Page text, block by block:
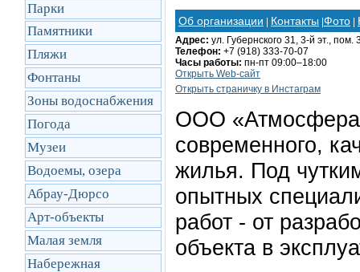
Парки
Памятники
Пляжи
Фонтаны
Зоны водоснабжения
Погода
Музеи
Водоемы, озера
Абрау-Дюрсо
Арт-объекты
Малая земля
Набережная
Об организации Контакты Фото
Адрес: ул. Губернского 31, 3-й эт., пом.
Телефон: +7 (918) 333-70-07
Часы работы: пн-пт 09:00–18:00
Открыть Web-сайт
Открыть cтраничку в Инстаграм
ООО
современного,
жилья. Под
опытных
работ - от
объекта в